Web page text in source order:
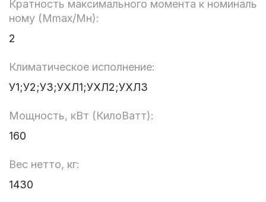
Кратность максимального момента к номиналь
ному (Мmax/Мн):
2
Климатическое исполнение:
У1;У2;УЗ;УХЛ1;УХЛ2;УХЛ3
Мощность, кВт (КилоВатт):
160
Вес нетто, кг:
1430